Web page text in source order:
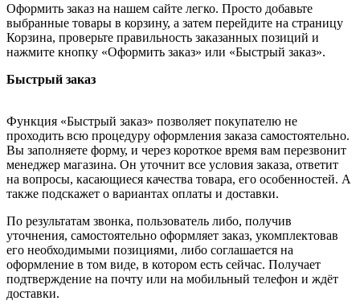
Оформить заказ на нашем сайте легко. Просто добавьте
выбранные товары в корзину, а затем перейдите на страницу
Корзина, проверьте правильность заказанных позиций и
нажмите кнопку «Оформить заказ» или «Быстрый заказ».
Быстрый заказ
Функция «Быстрый заказ» позволяет покупателю не
проходить всю процедуру оформления заказа самостоятельно.
Вы заполняете форму, и через короткое время вам перезвонит
менеджер магазина. Он уточнит все условия заказа, ответит
на вопросы, касающиеся качества товара, его особенностей. А
также подскажет о вариантах оплаты и доставки.
По результатам звонка, пользователь либо, получив
уточнения, самостоятельно оформляет заказ, укомплектовав
его необходимыми позициями, либо соглашается на
оформление в том виде, в котором есть сейчас. Получает
подтверждение на почту или на мобильный телефон и ждёт
доставки.